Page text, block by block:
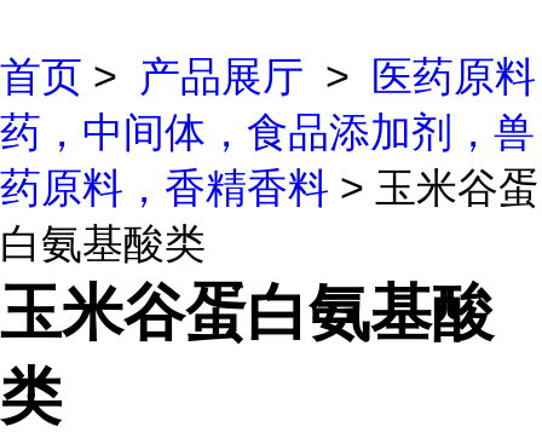
首页 > 产品展厅 >
医药原料
药，中间体，食品添加剂，兽
药原料，香精香料 > 玉米谷蛋
白氨基酸类
玉米谷蛋白氨基酸
类